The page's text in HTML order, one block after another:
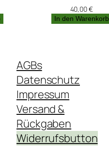
40,00€
In den Warenkorb
AGBs
Datenschutz
Impressum
Versand &
Rückgaben
Widerrufsbutton